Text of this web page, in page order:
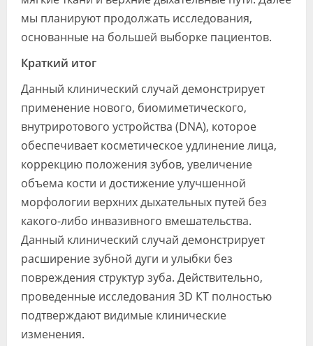
мы планируют продолжать исследования,
основанные на большей выборке пациентов.
Краткий итог
Данный клинический случай демонстрирует
применение нового, биомиметического,
внутриротового устройства (DNA), которое
обеспечивает косметическое удлинение лица,
коррекцию положения зубов, увеличение
объема кости и достижение улучшенной
морфологии верхних дыхательных путей без
какого-либо инвазивного вмешательства.
Данный клинический случай демонстрирует
расширение зубной дуги и улыбки без
повреждения структур зуба. Действительно,
проведенные исследования 3D КТ полностью
подтверждают видимые клинические
изменения.